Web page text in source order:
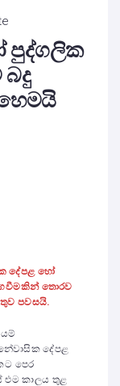
පුද්ගලික
දේපළ හෝ
තොරව
පවසයි.
දේපළ
පෙර
කාලය තුළ